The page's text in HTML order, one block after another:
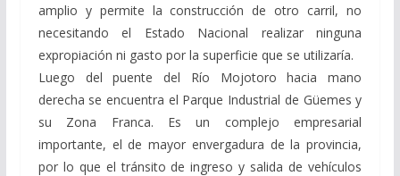
amplio y permite la construcción de otro carril, no
necesitando el Estado Nacional realizar ninguna
expropiación ni gasto por la superficie que se utilizaría.
Luego del puente del Río Mojotoro hacia mano
derecha se encuentra el Parque Industrial de Güemes y
su Zona Franca. Es un complejo empresarial
importante, el de mayor envergadura de la provincia,
por lo que el tránsito de ingreso y salida de vehículos